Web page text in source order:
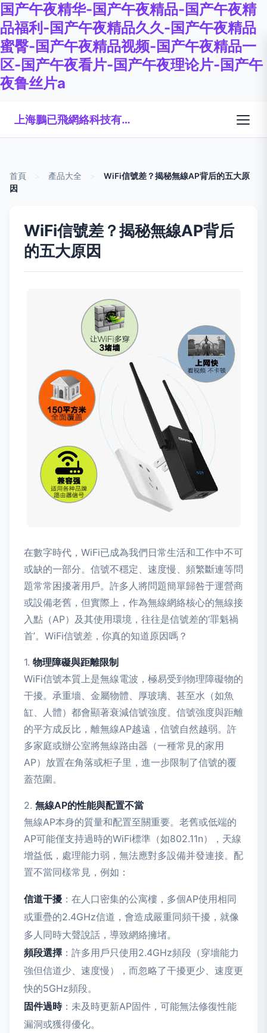
国产午夜精华-国产午夜精品-国产午夜精
品福利-国产午夜精品久久-国产午夜精品
蜜臀-国产午夜精品视频-国产午夜精品一
区-国产午夜看片-国产午夜理论片-国产午
夜鲁丝片a
上海鵬已飛網絡科技有限公司
首頁 產品大全
WiFi信號差？揭秘無線AP背后的五大原
因
WiFi信號差？揭秘無線AP背后
的五大原因
在數字時代，WiFi已成為我們日常生活和工作中不可
或缺的一部分。信號不穩定、速度慢、頻繁斷連等問
題常常困擾著用戶。許多人將問題簡單歸咎于運營商
或設備老舊，但實際上，作為無線網絡核心的無線接
入點（AP）及其使用環境，往往是信號差的‘罪魁禍
首’。WiFi信號差，你真的知道原因嗎？
1. 物理障礙與距離限制
WiFi信號本質上是無線電波，極易受到物理障礙物的
干擾。承重墻、金屬物體、厚玻璃、甚至水（如魚
缸、人體）都會顯著衰減信號強度。信號強度與距離
的平方成反比，離無線AP越遠，信號自然越弱。許
多家庭或辦公室將無線路由器（一種常見的家用
AP）放置在角落或柜子里，進一步限制了信號的覆
蓋范圍。
2. 無線AP的性能與配置不當
無線AP本身的質量和配置至關重要。老舊或低端的
AP可能僅支持過時的WiFi標準（如802.11n），天線
增益低，處理能力弱，無法應對多設備并發連接。配
置不當同樣常見，例如：
信道干擾 ：在人口密集的公寓樓，多個AP使用相同
或重疊的2.4GHz信道，會造成嚴重同頻干擾，就像
多人同時大聲說話，導致網絡擁堵。
頻段選擇 ：許多用戶只使用2.4GHz頻段（穿墻能力
強但信道少、速度慢），而忽略了干擾更少、速度更
快的5GHz頻段。
固件過時：未及時更新AP固件，可能無法修復性能
漏洞或獲得優化。